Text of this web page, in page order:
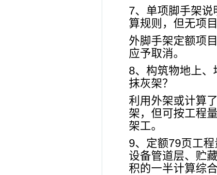
7、单项脚手架
算规则，但无项
外脚手架定额项
应予取消。
8、构筑物地上
抹灰架？
利用外架或计算
架，但可按工程
架工。
9、定额79页工
设备管道层、贮
积的一半计算综